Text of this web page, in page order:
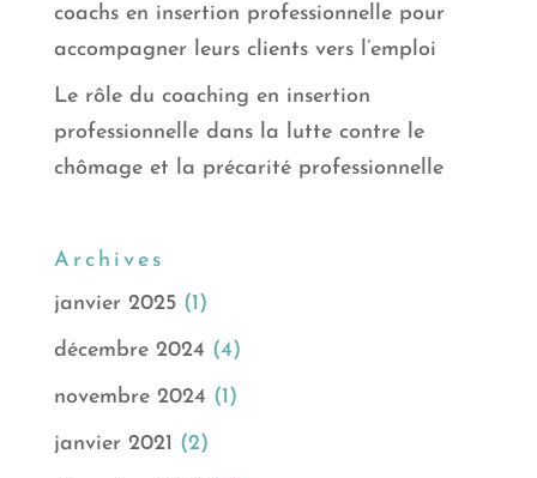
coachs en insertion professionnelle pour
accompagner leurs clients vers l’emploi
Le rôle du coaching en insertion
professionnelle dans la lutte contre le
chômage et la précarité professionnelle
Archives
janvier 2025(1)
décembre 2024 (4)
novembre 2024 (1)
janvier 2021 (2)